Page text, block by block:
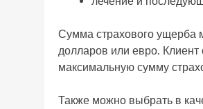
Сумма страхового ущерба
долларов или евро. Клиент
максимальную сумму
Также можно выбрать в